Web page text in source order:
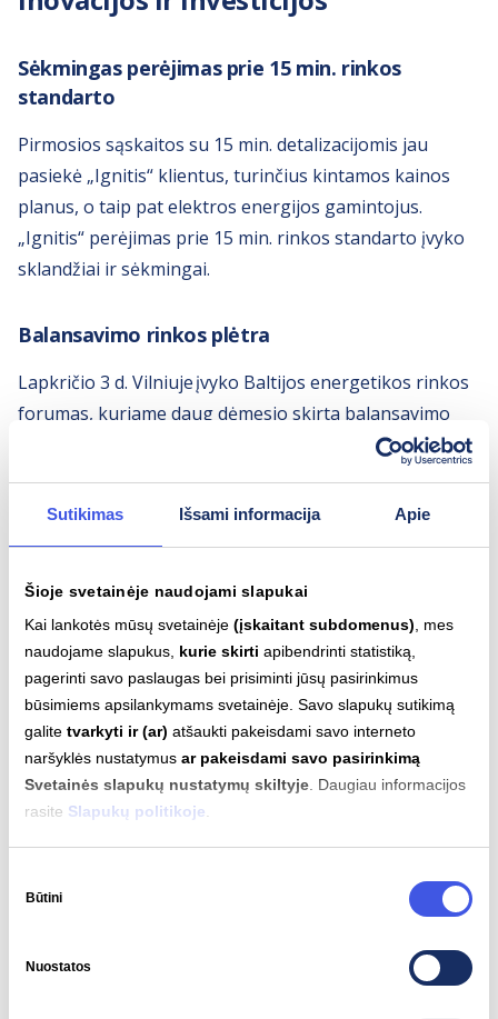
Sutikimas Išsami informacija Apie
Šioje svetainėje naudojami slapukai
Kai lankotės mūsų svetainėje(įskaitant subdomenus) , mes
naudojame slapukus, kurie skirti apibendrinti statistiką,
pagerinti savo paslaugas bei prisiminti jūsų pasirinkimus
būsimiems apsilankymams svetainėje. Savo slapukų sutikimą
galitetvarkyti ir (ar) atšaukti pakeisdami savo interneto
naršyklės nustatymusar pakeisdami savo pasirinkimą
Svetainės slapukų nustatymų skiltyje . Daugiau informacijos
rasite Slapukų politikoje
pasirinkimas
Būtini
Nuostatos
Sėkmingas perėjimas prie 15 min. rinkos
standarto
Pirmosios sąskaitos su 15 min. detalizacijomis jau
pasiekė „Ignitis“ klientus, turinčius kintamos kainos
planus, o taip pat elektros energijos gamintojus.
„Ignitis“ perėjimas prie 15 min. rinkos standarto įvyko
sklandžiai ir sėkmingai.
Balansavimo rinkos plėtra
Lapkričio 3 d. Vilniuje įvyko Baltijos energetikos rinkos
forumas, kuriame daug dėmesio skirta balansavimo
rinkai ir kaupimo įrenginių plėtrai. Diskusijose
lankstumo resursus ir užtikrinti balansavimo rinkos
ekstremalių kainų dažnio.
Ateities tendencijos